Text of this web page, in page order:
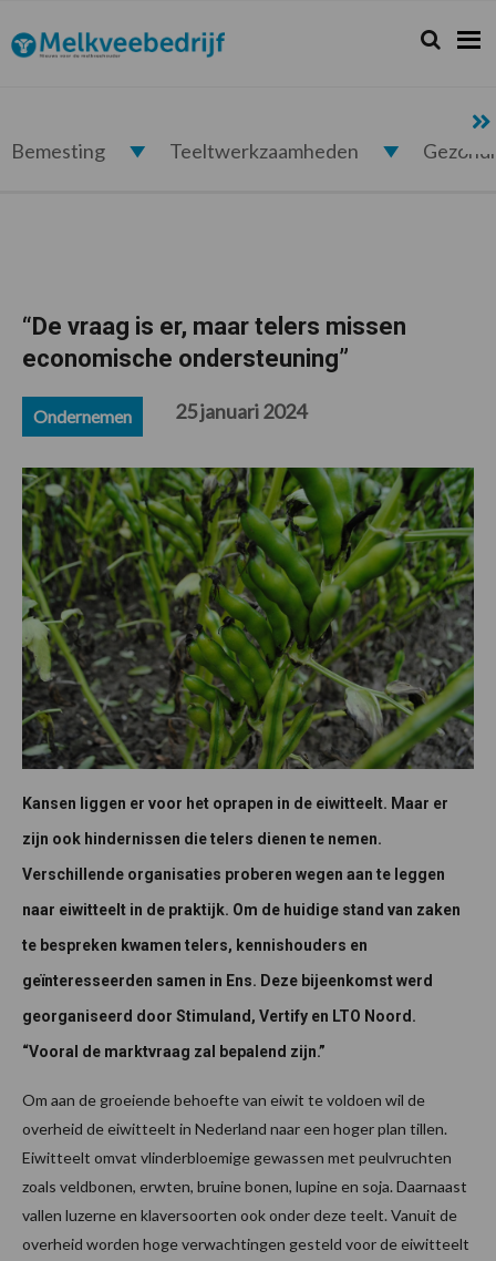
de
hoofdnavigatie
de
hoofd
de
eerste
de
voettekst
Melkveebedrijf.nl Zoeken...
Zoek
Bemesting Teeltwerkzaamheden
“De vraag is er, maar telers missen
economische ondersteuning”
Ondernemen 25 januari 2024
Kansen liggen er voor het oprapen in de eiwitteelt. Maar er
zijn ook hindernissen die telers dienen te nemen.
Verschillende organisaties proberen wegen aan te leggen
naar eiwitteelt in de praktijk. Om de huidige stand van zaken
te bespreken kwamen telers, kennishouders en
geïnteresseerden samen in Ens. Deze bijeenkomst werd
georganiseerd door Stimuland, Vertify en LTO Noord.
“Vooral de marktvraag zal bepalend zijn.”
Om aan de groeiende behoefte van eiwit te voldoen wil de
overheid de eiwitteelt in Nederland naar een hoger plan tillen.
Eiwitteelt omvat vlinderbloemige gewassen met peulvruchten
zoals veldbonen, erwten, bruine bonen, lupine en soja. Daarnaast
vallen luzerne en klaversoorten ook onder deze teelt. Vanuit de
overheid worden hoge verwachtingen gesteld voor de eiwitteelt